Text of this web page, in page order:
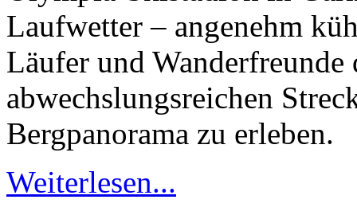
Laufwetter – angenehm
Läufer und Wanderfreunde
abwechslungsreichen
Bergpanorama zu erleben.
Weiterlesen...